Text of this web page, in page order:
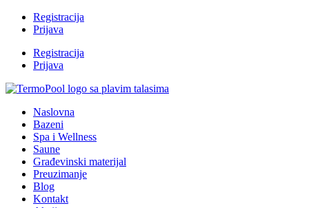
Registracija
Prijava
Registracija
Prijava
Naslovna
Bazeni
Spa i Wellness
Saune
Građevinski materijal
Preuzimanje
Blog
Kontakt